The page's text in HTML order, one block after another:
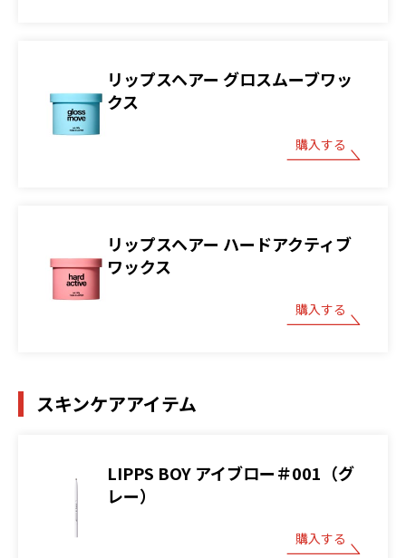
リップスヘアー グロスムーブワッ
クス
購入する
リップスヘアー ハードアクティブ
ワックス
購入する
スキンケアアイテム
LIPPS BOY アイブロー＃001（グ
レー）
購入する